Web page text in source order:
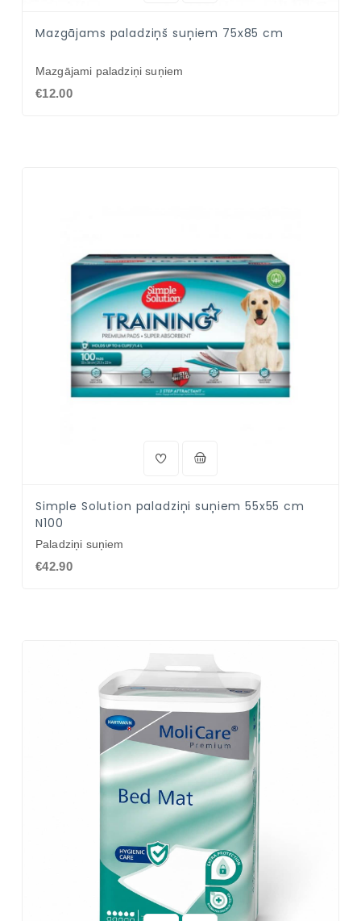
Mazgājams paladziņš suņiem 75x85 cm
Mazgājami paladziņi suņiem
€12.00
Simple Solution paladziņi suņiem 55x55 cm
N100
Paladziņi suņiem
€42.90